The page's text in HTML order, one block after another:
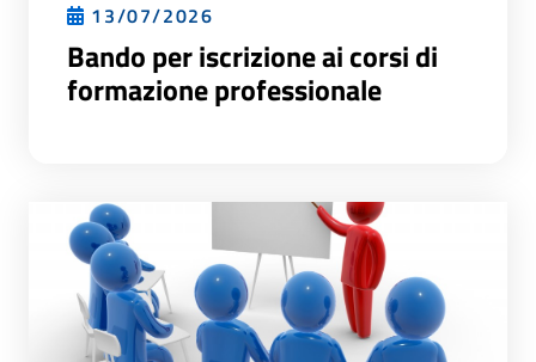
13/07/2026
Bando per iscrizione ai corsi di
formazione professionale